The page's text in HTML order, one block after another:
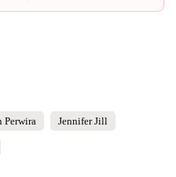
Perwira Jennifer Jill